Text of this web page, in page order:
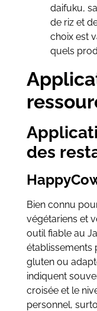
daifuku,
de riz et
choix est
quels
des
Bien connu
végétariens et
outil fiable au
établissements
gluten ou
indiquent
croisée et le
personnel,